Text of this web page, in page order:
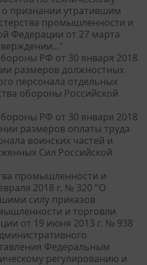
признании утратившим
промышленности и
Федерации от 27 марта
РФ от 30 января 2018
размеров должностных
персонала отдельных
обороны Российской
РФ от 30 января 2018
размеров оплаты труда
воинских частей и
Сил Российской
промышленности и
2018 г. № 320 "О
силу приказов
и торговли
от 19 июня 2013 г. № 938
Федеральным
регулированию и